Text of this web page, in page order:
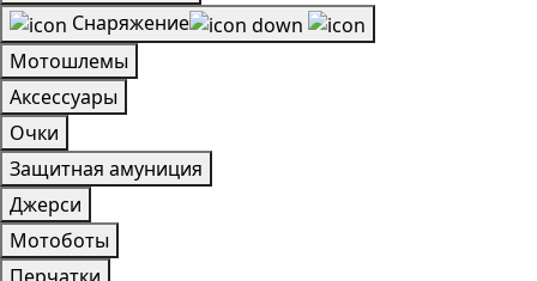
Снаряжение
Мотошлемы
Аксессуары
Очки
Защитная амуниция
Джерси
Мотоботы